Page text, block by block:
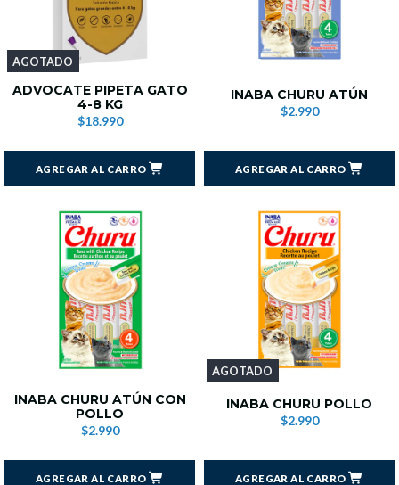
AGOTADO
ADVOCATE PIPETA GATO
4-8 KG
$18.990
AGREGAR AL CARRO
INABA CHURU ATÚN
$2.990
AGREGAR AL CARRO
INABA CHURU ATÚN CON
POLLO
$2.990
AGREGAR AL CARRO
AGOTADO
INABA CHURU POLLO
$2.990
AGREGAR AL CARRO